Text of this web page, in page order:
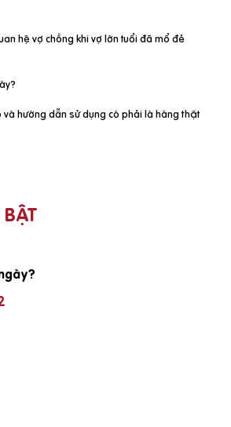
hệ vợ chồng khi vợ lớn tuổi đã mổ đẻ
và hướng dẫn sử dụng có phải là hàng thật